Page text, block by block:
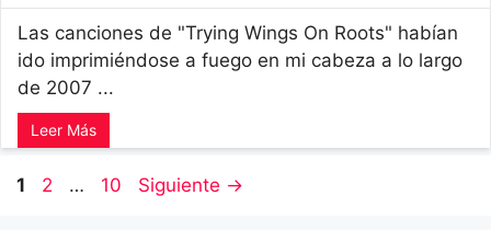
Las canciones de "Trying Wings On Roots" habían
ido imprimiéndose a fuego en mi cabeza a lo largo
de 2007 ...
Leer Más
Página
1 Página
2 … Página
10 Siguiente →